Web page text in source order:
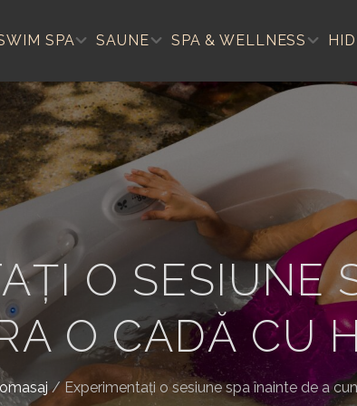
SPA SAUNE SPA & WELLNESS
O SESIUNE
O CADĂ CU
/Experimentați o sesiune spa înainte de a